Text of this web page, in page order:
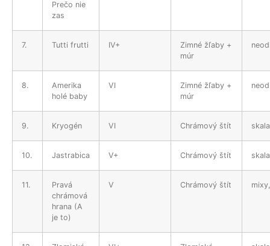
Prečo nie
zas
7. Tutti frutti IV+
Zimné žľaby +
múr
8.
Amerika
holé baby
VI
Zimné žľaby +
múr
9. Kryogén VI Chrámový štít
10. Jastrabica V+ Chrámový štít skala
11.
Pravá
chrámová
hrana (A
je to)
V Chrámový štít